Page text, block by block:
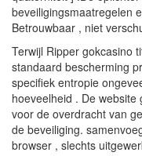
beveiligingsmaatregelen
Betrouwbaar , niet
Terwijl Ripper gokcasino
standaard bescherming
specifiek entropie
hoeveelheid . De website
voor de overdracht van
de beveiliging.
browser , slechts